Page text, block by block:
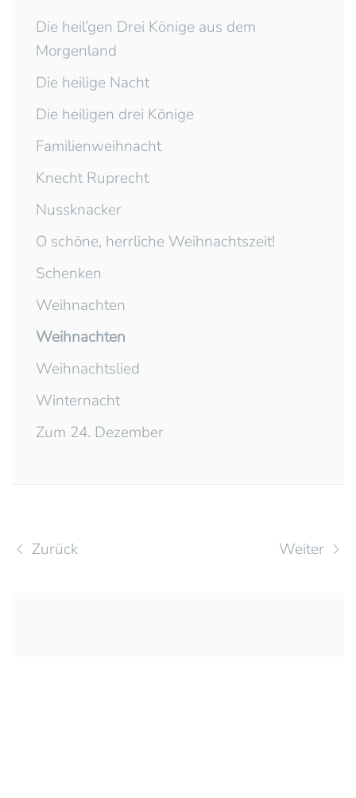
Die heil’gen Drei Könige aus dem
Morgenland
Die heilige Nacht
Die heiligen drei Könige
Familienweihnacht
Knecht Ruprecht
Nussknacker
O schöne, herrliche Weihnachtszeit!
Schenken
Weihnachten
Weihnachten
Weihnachtslied
Winternacht
Zum 24. Dezember
Zurück Weiter